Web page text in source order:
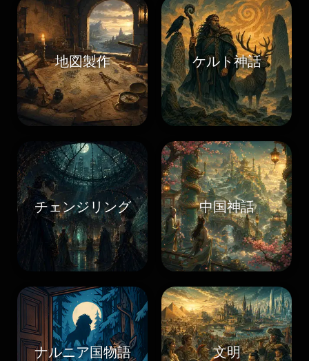
地図製作 ケルト神話
チェンジリング 中国神話
ナルニア国物語 文明